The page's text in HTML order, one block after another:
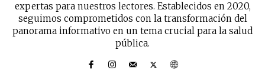
expertas para nuestros lectores. Establecidos en 2020,
seguimos comprometidos con la transformación del
panorama informativo en un tema crucial para la salud
pública.